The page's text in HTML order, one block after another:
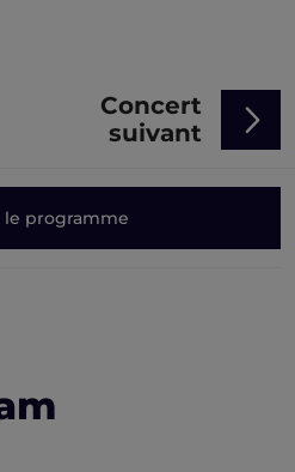
le programme
Concert
suivant